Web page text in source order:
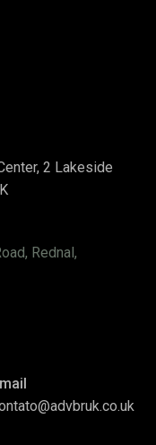
2 Lakeside
Rednal,